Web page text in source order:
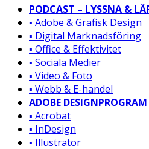
PODCAST – LYSSNA &
▪️ Adobe & Grafisk Design
▪️ Digital Marknadsföring
▪️ Office & Effektivitet
▪️ Sociala Medier
▪️ Video & Foto
▪️ Webb & E-handel
ADOBE DESIGNPROGRAM
▪️ Acrobat
▪️ InDesign
▪️ Illustrator